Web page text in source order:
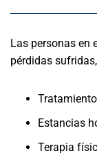
Las personas en
pérdidas
Estancias
Terapia